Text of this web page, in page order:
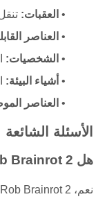
العقبات:
العناصر
الشخصيات:
أشياء البيئة:
العناصر
الأسئلة الشائعة
هل Rob Brainrot 2 مجانية للعب؟
نعم، Rob Brainrot 2 مجانية تمامًا للعب عبر الإنترنت!